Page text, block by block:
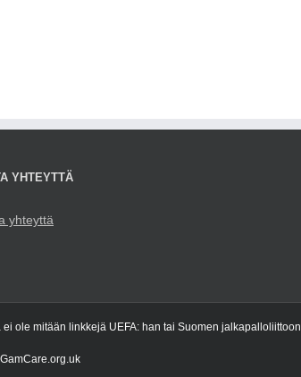
YHTEYTTÄ
yhteyttä
ole mitään linkkejä UEFA: han tai Suomen jalkapalloliittoon